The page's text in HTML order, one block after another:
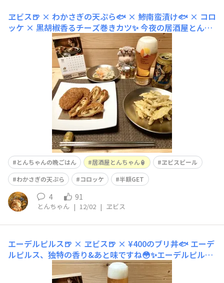
ヱビス🍺 × わかさぎの天ぷら🐟 × 鯵南蛮漬け🐟 × コロ
ッケ × 黒胡椒香るチーズ巻きカツ✨今夜の居酒屋とんち
ゃん🏮は…ヱビス🍺 × わかさぎの天ぷら🐟 × 鯵南蛮漬
け × コロッケ × 黒胡椒香るチーズ巻きカツ✨わかさぎの
天ぷら ¥324 → ¥162✨🉐チーズ巻きカツ ¥354 → ¥177✨
🉐お肉屋さんのコロッケ ¥129 → ¥64✨🉐鯵の南蛮漬けは
差し入れでいただきました🤣✨どれ
とんちゃんの晩ごはん 居酒屋とんちゃん🏮
ヱビスビール
わかさぎの天ぷら
コロッケ 半額GET
4 91
とんちゃん | 12/02 | ヱビス
エーデルピルス🍺 × ヱビス🍺 × ¥400のブリ丼🐟 エーデ
ルピルス、独特の香り&あと味ですね😳✨エーデルピルス
も美味しいですが😍✨とんちゃん的にはヱビスが好きでし
た🤣💦¥400のブリ丼とともに…🐟✨